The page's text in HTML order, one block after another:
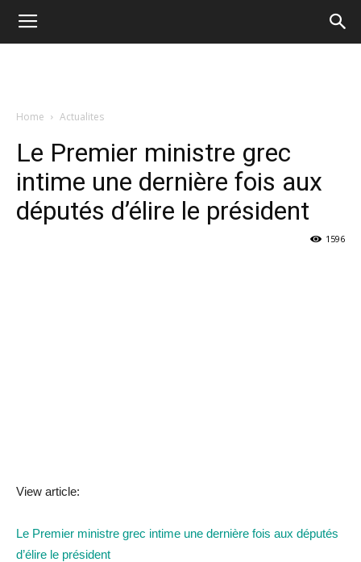
Home Actualites
Le Premier ministre grec
intime une dernière fois aux
députés d’élire le président
1596
View article:
Le Premier ministre grec intime une dernière fois aux députés
d’élire le président